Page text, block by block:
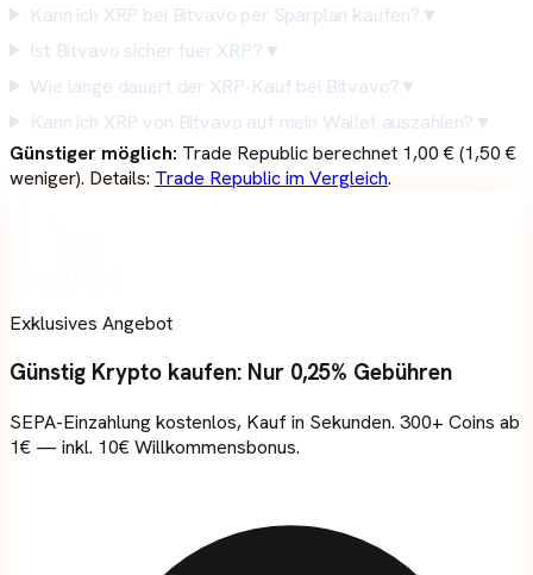
Kann ich XRP bei Bitvavo per Sparplan kaufen? ▼
Ist Bitvavo sicher fuer XRP? ▼
Wie lange dauert der XRP-Kauf bei Bitvavo?▼
Kann ich XRP von Bitvavo auf mein Wallet auszahlen? ▼
Günstiger möglich: Trade Republicberechnet 1,00 €(1,50 €
weniger). Details: Trade Republicim Vergleich.
Exklusives Angebot
Günstig Krypto kaufen: Nur 0,25% Gebühren
SEPA-Einzahlung kostenlos, Kauf in Sekunden. 300+ Coins ab
1€ — inkl. 10€ Willkommensbonus.